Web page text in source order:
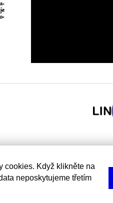
cookies. Když klikněte na
neposkytujeme třetím